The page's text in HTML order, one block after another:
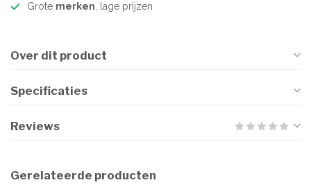
Grote merken, lage prijzen
Over dit product
Specificaties
Reviews
Gerelateerde producten